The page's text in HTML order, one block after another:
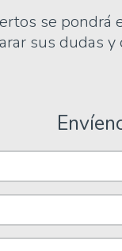
se pondrá
sus dudas